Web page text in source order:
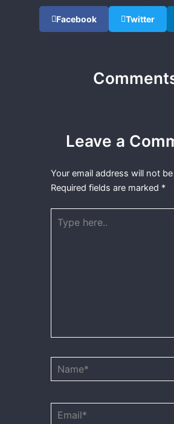
Facebook Twitter
Leave a
Your email address will not
Required fields are marked *
here..